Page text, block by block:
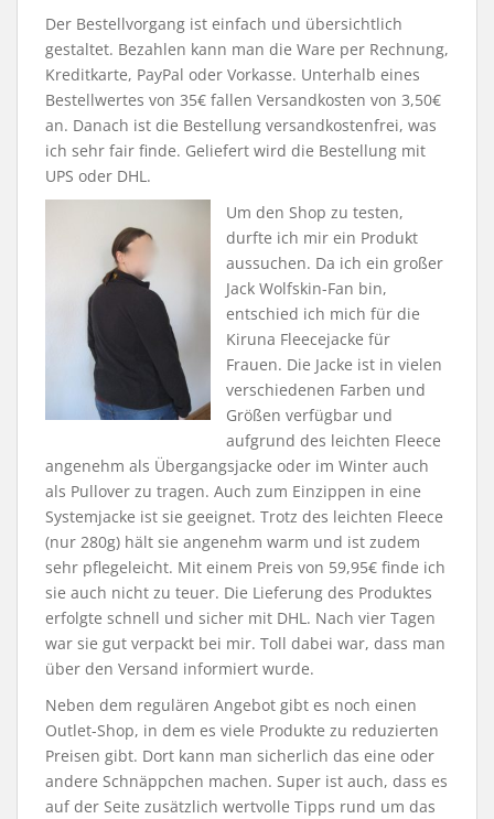
Der Bestellvorgang ist einfach und übersichtlich
gestaltet. Bezahlen kann man die Ware per Rechnung,
Kreditkarte, PayPal oder Vorkasse. Unterhalb eines
Bestellwertes von 35€ fallen Versandkosten von 3,50€
an. Danach ist die Bestellung versandkostenfrei, was
ich sehr fair finde. Geliefert wird die Bestellung mit
UPS oder DHL.
Um den Shop zu testen,
durfte ich mir ein Produkt
aussuchen. Da ich ein großer
Jack Wolfskin-Fan bin,
entschied ich mich für die
Kiruna Fleecejacke für
Frauen. Die Jacke ist in vielen
verschiedenen Farben und
Größen verfügbar und
aufgrund des leichten Fleece
angenehm als Übergangsjacke oder im Winter auch
als Pullover zu tragen. Auch zum Einzippen in eine
Systemjacke ist sie geeignet. Trotz des leichten Fleece
(nur 280g) hält sie angenehm warm und ist zudem
sehr pflegeleicht. Mit einem Preis von 59,95€ finde ich
sie auch nicht zu teuer. Die Lieferung des Produktes
erfolgte schnell und sicher mit DHL. Nach vier Tagen
war sie gut verpackt bei mir. Toll dabei war, dass man
über den Versand informiert wurde.
Neben dem regulären Angebot gibt es noch einen
Outlet-Shop, in dem es viele Produkte zu reduzierten
Preisen gibt. Dort kann man sicherlich das eine oder
andere Schnäppchen machen. Super ist auch, dass es
auf der Seite zusätzlich wertvolle Tipps rund um das